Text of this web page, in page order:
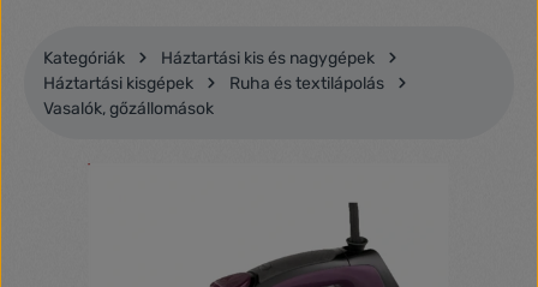
Kategóriák
Háztartási kis és nagygépek
Háztartási kisgépek
Ruha és textilápolás
Vasalók, gőzállomások